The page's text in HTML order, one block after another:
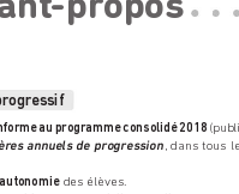
ogressif
au programme consolidé 2018
es annuels de progression, dans tous
autonomie des élèves.